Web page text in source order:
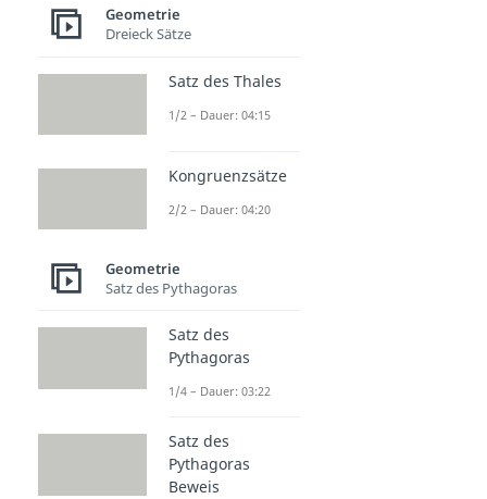
Geometrie
Dreieck Sätze
Satz des Thales
1/2 – Dauer: 04:15
Kongruenzsätze
2/2 – Dauer: 04:20
Geometrie
Satz des Pythagoras
Satz des
Pythagoras
1/4 – Dauer: 03:22
Satz des
Pythagoras
Beweis